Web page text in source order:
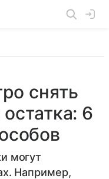
снять
6
могут
Например,